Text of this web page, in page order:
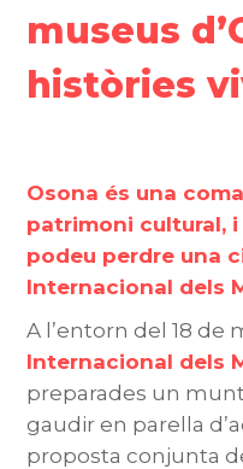
museus
històries
Osona és una
patrimoni cultural, i
podeu perdre una
Internacional dels
A l’entorn del 18 de
Internacional dels
preparades un
gaudir en parella
proposta conjunta